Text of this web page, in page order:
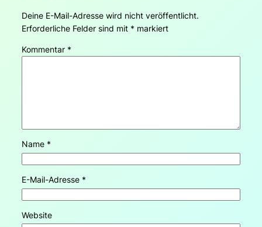
Deine E-Mail-Adresse wird nicht veröffentlicht.
Erforderliche Felder sind mit * markiert
Kommentar *
Name *
E-Mail-Adresse *
Website